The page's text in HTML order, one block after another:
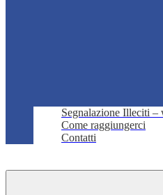
Segnalazione Illeciti –
Come raggiungerci
Contatti